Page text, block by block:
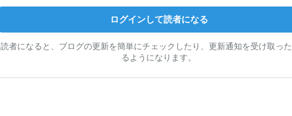
ログインして読者になる
読者になると、ブログの更新を簡単にチェックしたり、更新通知を受け取っ
るようになります。